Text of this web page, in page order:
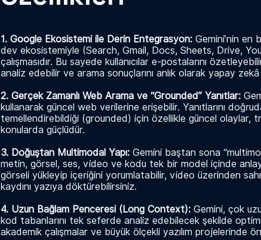
1. Google Ekosistemi ile Derin Entegrasyon: Gemini’nin en
dev ekosistemiyle (Search, Gmail, Docs, Sheets, Drive,
çalışmasıdır. Bu sayede kullanıcılar e-postalarını
analiz edebilir ve arama sonuçlarını anlık olarak yapay
2. Gerçek Zamanlı Web Arama ve “Grounded” Yanıtlar:
kullanarak güncel web verilerine erişebilir. Yanıtlarını
temellendirebildiği (grounded) için özellikle güncel olaylar,
konularda güçlüdür.
3. Doğuştan Multimodal Yapı: Gemini baştan sona
metin, görsel, ses, video ve kodu tek bir model içinde
görseli yükleyip içeriğini yorumlatabilir, video üzerinden
kaydını yazıya döktürebilirsiniz.
4. Uzun Bağlam Penceresi (Long Context): Gemini, çok
kod tabanlarını tek seferde analiz edebilecek şekilde
akademik çalışmalar ve büyük ölçekli yazılım projelerinde